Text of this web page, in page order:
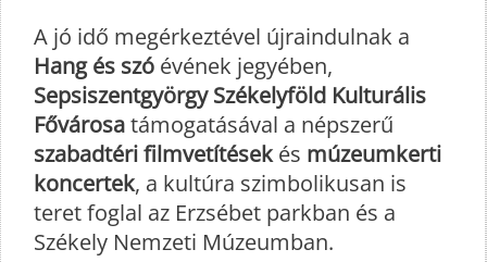
A jó idő megérkeztével újraindulnak a
Hang és szó évének jegyében,
Sepsiszentgyörgy Székelyföld Kulturális
Fővárosatámogatásával a népszerű
szabadtéri filmvetítésekés múzeumkerti
koncertek, a kultúra szimbolikusan is
teret foglal az Erzsébet parkban és a
Székely Nemzeti Múzeumban.